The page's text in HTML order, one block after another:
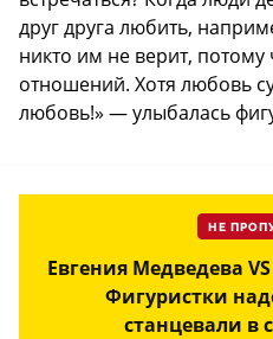
друг друга любить,
никто им не верит, потому
отношений. Хотя любовь
любовь!» — улыбалась
НЕ
Евгения Медведева
Фигуристки
станцевали в